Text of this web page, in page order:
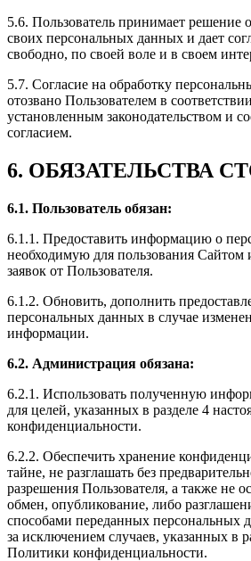
5.6. Пользователь принимает решение
своих персональных данных и дает
свободно, по своей воле и в своем
5.7. Согласие на обработку
отозвано Пользователем в
установленным законодательством и
согласием.
6. ОБЯЗАТЕЛЬСТВА
6.1. Пользователь обязан:
6.1.1. Предоставить информацию о
необходимую для пользования Сайтом
заявок от Пользователя.
6.1.2. Обновить, дополнить
персональных данных в случае
информации.
6.2. Администрация обязана:
6.2.1. Использовать полученную
для целей, указанных в разделе 4
конфиденциальности.
6.2.2. Обеспечить хранение
тайне, не разглашать без
разрешения Пользователя, а также не
обмен, опубликование, либо
способами переданных персональных
за исключением случаев, указанных в
Политики конфиденциальности.